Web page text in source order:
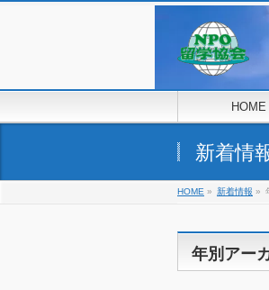
HOME
新着情
HOME » 新着情報 »
年別アー